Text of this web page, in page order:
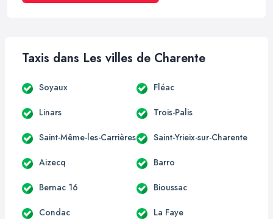
Taxis dans Les villes de Charente
Soyaux Fléac
Linars Trois-Palis
Saint-Même-les-Carrières Saint-Yrieix-sur-Charente
Aizecq Barro
Bernac 16 Bioussac
Condac La Faye